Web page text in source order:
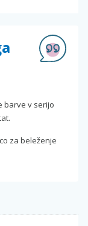
barve v serijo
za beleženje